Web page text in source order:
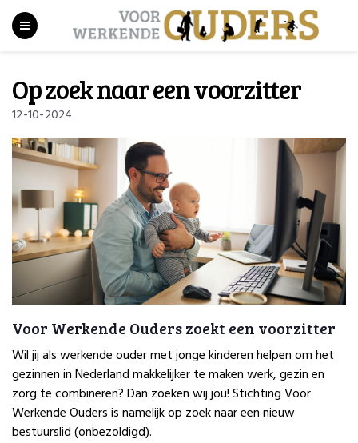
Op zoek naar een voorzitter
12-10-2024
Voor Werkende Ouders zoekt een voorzitter
Wil jij als werkende ouder met jonge kinderen helpen om het
gezinnen in Nederland makkelijker te maken werk, gezin en
zorg te combineren? Dan zoeken wij jou! Stichting Voor
Werkende Ouders is namelijk op zoek naar een nieuw
bestuurslid (onbezoldigd).